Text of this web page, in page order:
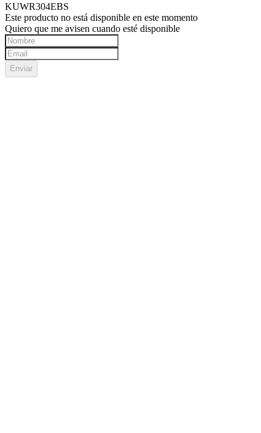
KUWR304EBS
Este producto no está disponible en este momento
Quiero que me avisen cuando esté disponible
Enviar